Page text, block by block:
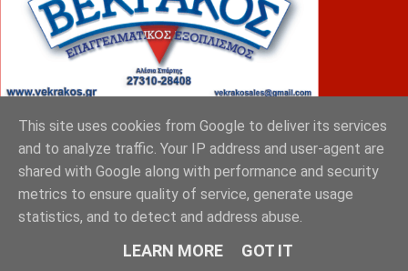
ΦΟΥΝΤΑΣ
This site uses cookies from Google to deliver its services
and to analyze traffic. Your IP address and user-agent are
shared with Google along with performance and security
metrics to ensure quality of service, generate usage
statistics, and to detect and address abuse.
LEARN MORE GOT IT